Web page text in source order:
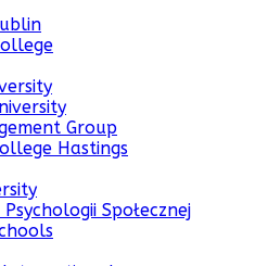
Group
Hastings
Psychologii Społecznej